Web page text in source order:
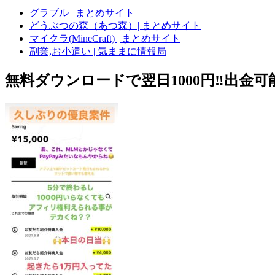
グラブル | まとめサイト
どうぶつの森（あつ森）| まとめサイト
マイクラ(MineCraft) | まとめサイト
副業,お小遣い | 気ままに情報局
無料ダウンロードで翌日1000円‼️出金可